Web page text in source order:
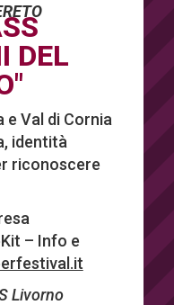
DEL
e Val di Cornia
identità
riconoscere
– Info e
Livorno